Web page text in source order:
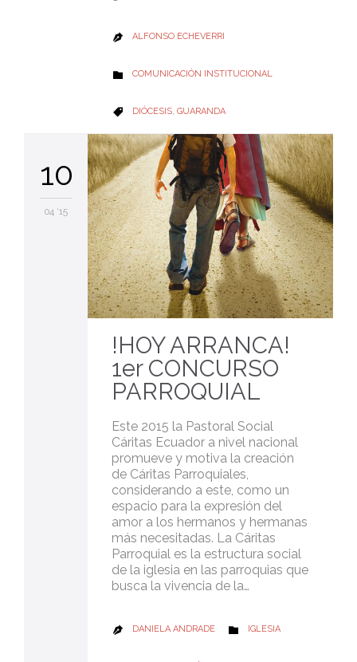
 ALFONSO ECHEVERRI
 CATEGORY
COMUNICACIÓN INSTITUCIONAL
 CATEGORY
DIÓCESIS, GUARANDA
10
04 '15
!HOY ARRANCA!
1er CONCURSO
PARROQUIAL
Este 2015 la Pastoral Social
Cáritas Ecuador a nivel nacional
promueve y motiva la creación
de Cáritas Parroquiales,
considerando a este, como un
espacio para la expresión del
amor a los hermanos y hermanas
más necesitadas. La Cáritas
Parroquial es la estructura social
de la iglesia en las parroquias que
busca la vivencia de la…
 DANIELA ANDRADE  CATEGORY
IGLESIA